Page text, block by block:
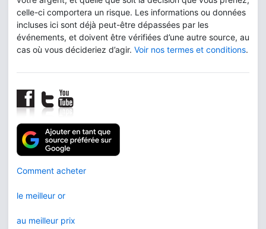
celle-ci comportera un risque. Les informations ou données
incluses ici sont déjà peut-être dépassées par les
événements, et doivent être vérifiées d’une autre source, au
cas où vous décideriez d’agir. Voir nos termes et conditions.
Comment acheter
le meilleur or
au meilleur prix